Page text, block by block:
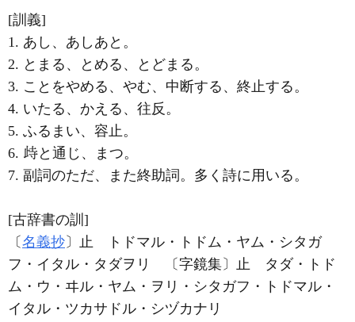
[訓義]
1. あし、あしあと。
2. とまる、とめる、とどまる。
3. ことをやめる、やむ、中断する、終止する。
4. いたる、かえる、往反。
5. ふるまい、容止。
6.
と通じ、まつ。
7. 副詞のただ、また終助詞。多く詩に用いる。
[古辞書の訓]
〔 名義抄 〕止 トドマル・トドム・ヤム・シタガ
フ・イタル・タダヲリ 〔字鏡集〕止 タダ・トド
ム・ウ・ヰル・ヤム・ヲリ・シタガフ・トドマル・
イタル・ツカサドル・シヅカナリ